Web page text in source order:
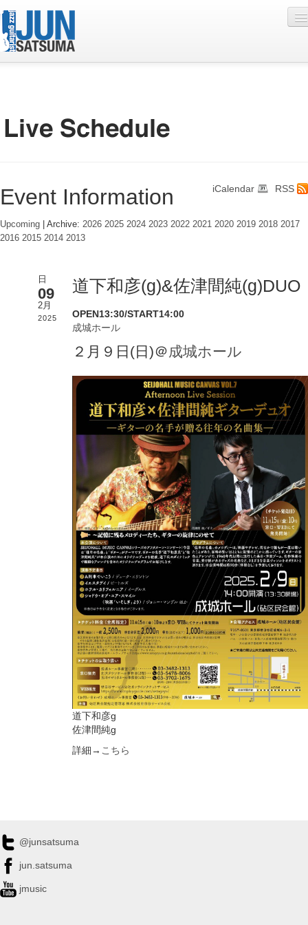
Discography
Photo
Contact
Online Lesson
RSS
iCalendar
Event Information
Upcoming | Archive: 2026 2025 2024 2023 2022 2021 2020 2019 2018 2017
2016 2015 2014 2013
日
09
2月
2025
道下和彦(g)&佐津間純(g)DUO
OPEN13:30/START14:00
成城ホール
２月９日(日)＠成城ホール
道下和彦g
佐津間純g
詳細→ こちら
@junsatsuma
jun.satsuma
jmusic